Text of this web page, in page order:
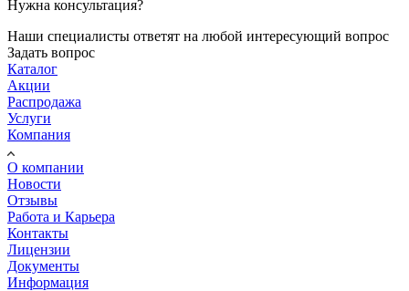
Нужна консультация?
Наши специалисты ответят на любой интересующий вопрос
Задать вопрос
Каталог
Акции
Распродажа
Услуги
Компания
О компании
Новости
Отзывы
Работа и Карьера
Контакты
Лицензии
Документы
Информация